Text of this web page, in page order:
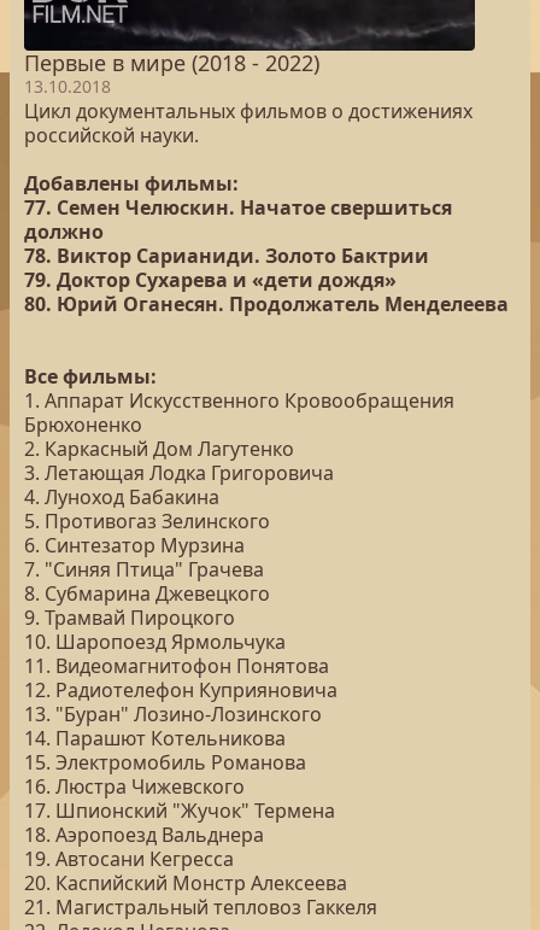
Первые в мире (2018 - 2022)
13.10.2018
Цикл документальных фильмов о достижениях
российской науки.
Добавлены фильмы:
77. Семен Челюскин. Начатое свершиться
должно
78. Виктор Сарианиди. Золото Бактрии
79. Доктор Сухарева и «дети дождя»
80. Юрий Оганесян. Продолжатель Менделеева
Все фильмы:
1. Аппарат Искусственного Кровообращения
Брюхоненко
2. Каркасный Дом Лагутенко
3. Летающая Лодка Григоровича
4. Луноход Бабакина
5. Противогаз Зелинского
6. Синтезатор Мурзина
7. "Синяя Птица" Грачева
8. Субмарина Джевецкого
9. Трамвай Пироцкого
10. Шаропоезд Ярмольчука
11. Видеомагнитофон Понятова
12. Радиотелефон Куприяновича
13. "Буран" Лозино-Лозинского
14. Парашют Котельникова
15. Электромобиль Романова
16. Люстра Чижевского
17. Шпионский "Жучок" Термена
18. Аэропоезд Вальднера
19. Автосани Кегресса
20. Каспийский Монстр Алексеева
21. Магистральный тепловоз Гаккеля